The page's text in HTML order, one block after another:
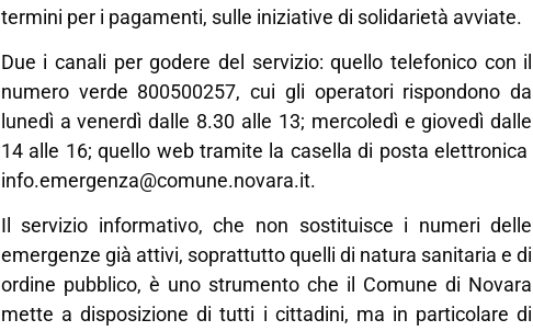
termini per i pagamenti, sulle iniziative di solidarietà avviate.
Due i canali per godere del servizio: quello telefonico con il
numero verde 800500257, cui gli operatori rispondono da
lunedì a venerdì dalle 8.30 alle 13; mercoledì e giovedì dalle
14 alle 16; quello web tramite la casella di posta elettronica
info.emergenza@comune.novara.it.
Il servizio informativo, che non sostituisce i numeri delle
emergenze già attivi, soprattutto quelli di natura sanitaria e di
ordine pubblico, è uno strumento che il Comune di Novara
mette a disposizione di tutti i cittadini, ma in particolare di